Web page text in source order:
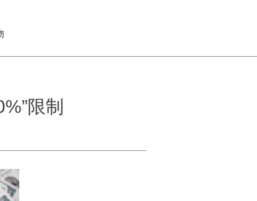
限制